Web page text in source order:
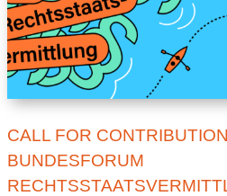
CALL FOR
BUNDESFORUM